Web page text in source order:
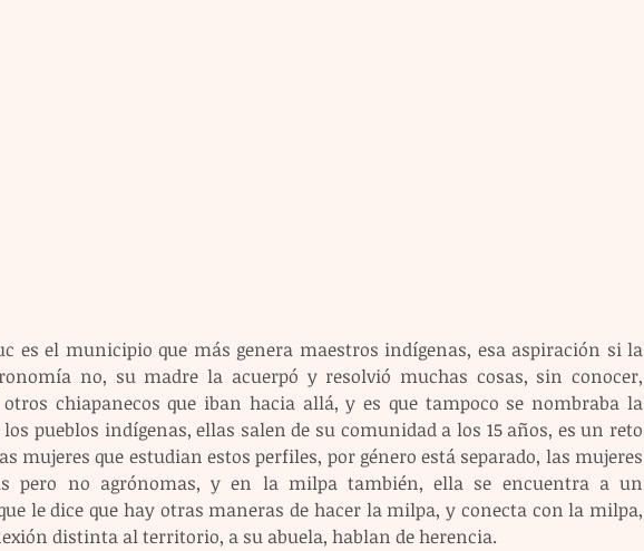
es el municipio que más genera maestros indígenas, esa aspiración si la
no, su madre la acuerpó y resolvió muchas cosas, sin conocer,
chiapanecos que iban hacia allá, y es que tampoco se nombraba la
pueblos indígenas, ellas salen de su comunidad a los 15 años, es un reto
mujeres que estudian estos perfiles, por género está separado, las mujeres
pero no agrónomas, y en la milpa también, ella se encuentra a un
le dice que hay otras maneras de hacer la milpa, y conecta con la milpa,
distinta al territorio, a su abuela, hablan de herencia.